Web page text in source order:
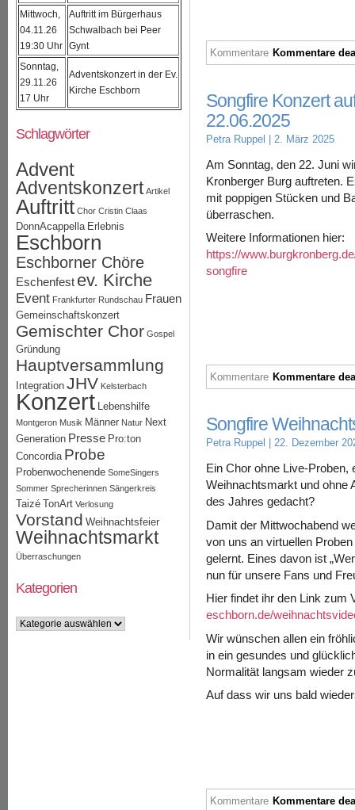
Kommentare Kommentare
Songfire Konzert
22.06.2025
Petra Ruppel | 2. März 2025
Am Sonntag, den 22. Juni
Kronberger Burg auftreten.
mit poppigen Stücken und
überraschen.
Weitere Informationen hier:
https://
songfire
Kommentare Kommentare
Songfire
Petra Ruppel | 22. Dezember
Ein Chor ohne Live-Proben,
Weihnachtsmarkt und ohne
des Jahres gedacht?
Damit der Mittwochabend
von uns an virtuellen
gelernt. Eines davon ist
nun für unsere Fans und
Hier findet ihr den Link zum
eschborn.de/
Wir wünschen allen ein
in ein gesundes und
Normalität langsam wieder
Auf dass wir uns bald
Kommentare Kommentare
Mittwoch,
04.11.26
19:30 Uhr
Auftritt im Bürgerhaus
Schwalbach bei Peer
Gynt
Sonntag,
29.11.26
17 Uhr
Adventskonzert in der Ev.
Kirche Eschborn
Schlagwörter
Advent
Adventskonzert Artikel
Auftritt Chor Cristin Claas
DonnAcappella Erlebnis
Eschborn
Eschborner Chöre
Eschenfest ev. Kirche
Event Frankfurter Rundschau Frauen
Gemeinschaftskonzert
Gemischter Chor Gospel
Gründung
Hauptversammlung
Integration JHV Kelsterbach
Konzert Lebenshilfe
Montgeron Musik Männer Natur Next
Generation Presse Pro:ton
Concordia Probe
Probenwochenende SomeSingers
Sommer Sprecherinnen Sängerkreis
Taizé TonArt Verlosung
Vorstand Weihnachtsfeier
Weihnachtsmarkt
Überraschungen
Kategorien
Kategorien